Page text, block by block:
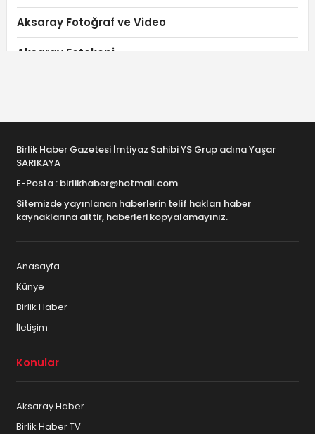
Aksaray Fotoğraf ve Video
Aksaray Fotokopi
Aksaray Güvenlik ve Temizlik
Aksaray Halı-Koltuk Yıkama
Aksaray Hediye ve Hediyelik Eşya
Aksaray İkinci el – Spot
Aksaray İletişim ve Telekominikasyon
Aksaray Kargo Dağıtım Firmaları
Aksaray Kuru Temizleme
Aksaray Kuruyemiş ve Kahve
Birlik Haber Gazetesi İmtiyaz Sahibi YS Grup adına Yaşar
SARIKAYA
E-Posta : birlikhaber@hotmail.com
Sitemizde yayınlanan haberlerin telif hakları haber
kaynaklarına aittir, haberleri kopyalamayınız.
Anasayfa
Künye
Birlik Haber
İletişim
Konular
Aksaray Haber
Birlik Haber TV